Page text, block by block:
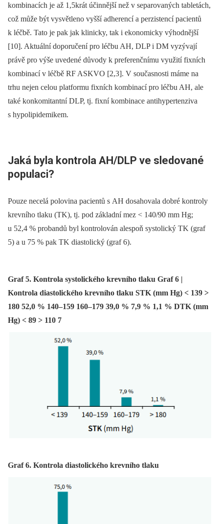
kombinacích je až 1,5krát účinnější než v separovaných tabletách,
což může být vysvětleno vyšší adherencí a perzistencí pacientů
k léčbě. Tato je pak jak klinicky, tak i ekonomicky výhodnější
[10]. Aktuální doporučení pro léčbu AH, DLP i DM vyzývají
právě pro výše uvedené důvody k preferenčnímu využití fixních
kombinací v léčbě RF ASKVO [2,3]. V současnosti máme na
trhu nejen celou platformu fixních kombinací pro léčbu AH, ale
také konkomitantní DLP, tj. fixní kombinace antihypertenziva
s hypolipidemikem.
Jaká byla kontrola AH/DLP ve sledované
populaci?
Pouze necelá polovina pacientů s AH dosahovala dobré kontroly
krevního tlaku (TK), tj. pod základní mez < 140/90 mm Hg;
u 52,4 % probandů byl kontrolován alespoň systolický TK (graf
5) a u 75 % pak TK diastolický (graf 6).
Graf 5. Kontrola systolického krevního tlaku Graf 6 |
Kontrola diastolického krevního tlaku STK (mm Hg) < 139 >
180 52,0 % 140–159 160–179 39,0 % 7,9 % 1,1 % DTK (mm
Hg) < 89 > 110 7
Graf 6. Kontrola diastolického krevního tlaku